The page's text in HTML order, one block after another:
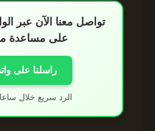
تواصل معنا الآن عبر
على مساعدة
راسلنا على
الرد سريع خلال